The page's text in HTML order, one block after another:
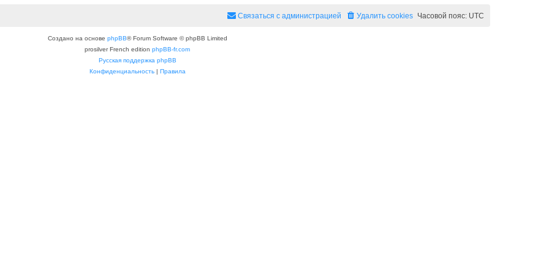
Часовой пояс: UTC
Удалить cookies
Связаться с администрацией
Создано на основе phpBB® Forum Software © phpBB Limited
prosilver French edition phpBB-fr.com
Русская поддержка phpBB
Конфиденциальность| Правила